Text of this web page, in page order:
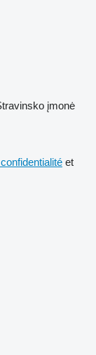
įmonė
et